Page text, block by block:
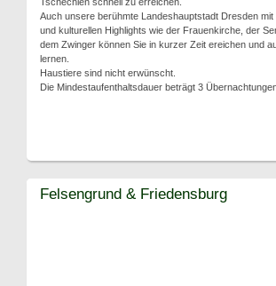
Auch unsere berühmte Landeshauptstadt Dresden
und kulturellen Highlights wie der Frauenkirche, der
dem Zwinger können Sie in kurzer Zeit ereichen und
lernen.
Haustiere sind nicht erwünscht.
Die Mindestaufenthaltsdauer beträgt 3
Felsengrund & Friedensburg